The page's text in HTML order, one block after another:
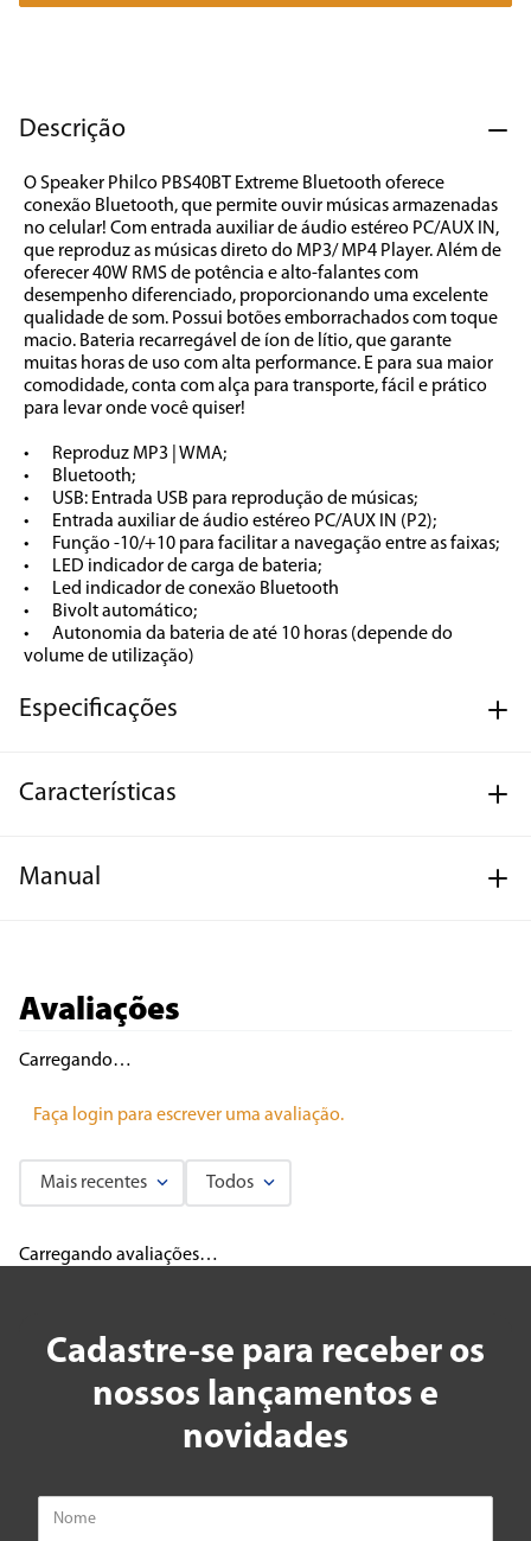
Descrição
O Speaker Philco PBS40BT Extreme Bluetooth oferece
conexão Bluetooth, que permite ouvir músicas armazenadas
no celular! Com entrada auxiliar de áudio estéreo PC/AUX IN,
que reproduz as músicas direto do MP3/ MP4 Player. Além de
oferecer 40W RMS de potência e alto-falantes com
desempenho diferenciado, proporcionando uma excelente
qualidade de som. Possui botões emborrachados com toque
macio. Bateria recarregável de íon de lítio, que garante
muitas horas de uso com alta performance. E para sua maior
comodidade, conta com alça para transporte, fácil e prático
para levar onde você quiser!
•	Reproduz MP3 | WMA;
•	Bluetooth;
•	USB: Entrada USB para reprodução de músicas;
•	Entrada auxiliar de áudio estéreo PC/AUX IN (P2);
•	Função -10/+10 para facilitar a navegação entre as faixas;
•	LED indicador de carga de bateria;
•	Led indicador de conexão Bluetooth
•	Bivolt automático;
•	Autonomia da bateria de até 10 horas (depende do
volume de utilização)
Especificações
Características
Manual
Avaliações
Carregando…
Faça login para escrever uma avaliação.
Mais recentes Todos
Carregando avaliações…
Cadastre-se para receber os
nossos lançamentos e
novidades
7º liquidificador
ventilador